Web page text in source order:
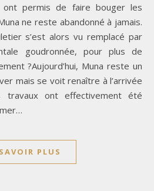
ont permis de faire bouger les
ne reste abandonné à jamais.
s’est alors vu remplacé par
goudronnée, pour plus de
?Aujourd’hui, Muna reste un
mais se voit renaître à l’arrivée
travaux ont effectivement été
PLUS